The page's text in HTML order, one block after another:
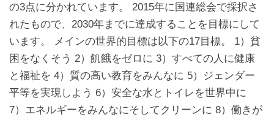
の3点に分かれています。 2015年に国連総会で採択さ
れたもので、2030年までに達成することを目標にして
います。 メインの世界的目標は以下の17目標。 1）貧
困をなくそう 2）飢餓をゼロに 3）すべての人に健康
と福祉を 4）質の高い教育をみんなに 5）ジェンダー
平等を実現しよう 6）安全な水とトイレを世界中に
7）エネルギーをみんなにそしてクリーンに 8）働きが